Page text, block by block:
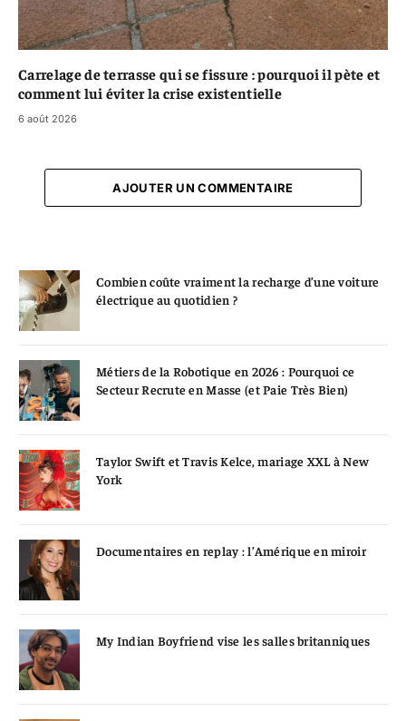
Carrelage de terrasse qui se fissure : pourquoi il pète et
comment lui éviter la crise existentielle
6 août 2026
AJOUTER UN COMMENTAIRE
Combien coûte vraiment la recharge d’une voiture
électrique au quotidien ?
Métiers de la Robotique en 2026 : Pourquoi ce
Secteur Recrute en Masse (et Paie Très Bien)
Taylor Swift et Travis Kelce, mariage XXL à New
York
Documentaires en replay : l’Amérique en miroir
My Indian Boyfriend vise les salles britanniques